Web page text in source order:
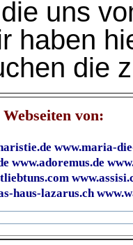
uns
haben
die
von:
www.maria-
www.adoremus.de
haus-lazarus.ch